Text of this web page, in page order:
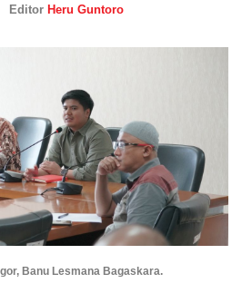
Editor Heru Guntoro
Banu Lesmana Bagaskara.